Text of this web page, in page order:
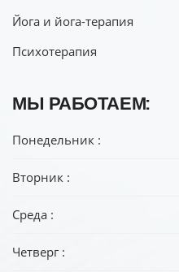
Йога и йога-терапия
Психотерапия
МЫ РАБОТАЕМ:
Понедельник :
Вторник :
Среда :
Четверг :